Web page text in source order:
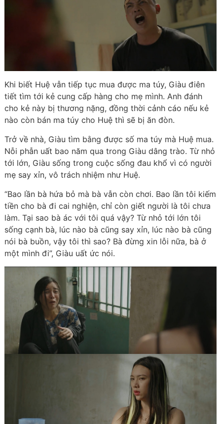
Khi biết Huệ vẫn tiếp tục mua được ma túy, Giàu điên
tiết tìm tới kẻ cung cấp hàng cho mẹ mình. Anh đánh
cho kẻ này bị thương nặng, đồng thời cảnh cáo nếu kẻ
nào còn bán ma túy cho Huệ thì sẽ bị ăn đòn.
Trở về nhà, Giàu tìm bằng được số ma túy mà Huệ mua.
Nỗi phẫn uất bao năm qua trong Giàu dâng trào. Từ nhỏ
tới lớn, Giàu sống trong cuộc sống đau khổ vì có người
mẹ say xỉn, vô trách nhiệm như Huệ.
“Bao lần bà hứa bỏ mà bà vẫn còn chơi. Bao lần tôi kiếm
tiền cho bà đi cai nghiện, chỉ còn giết người là tôi chưa
làm. Tại sao bà ác với tôi quá vậy? Từ nhỏ tới lớn tôi
sống cạnh bà, lúc nào bà cũng say xỉn, lúc nào bà cũng
nói bà buồn, vậy tôi thì sao? Bà đừng xin lỗi nữa, bà ở
một mình đi”, Giàu uất ức nói.